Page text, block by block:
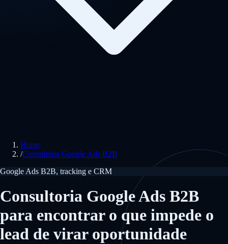
Home
/Consultoria Google Ads B2B
Google Ads B2B, tracking e CRM
Consultoria Google Ads B2B
para encontrar o que impede o
lead de virar oportunidade